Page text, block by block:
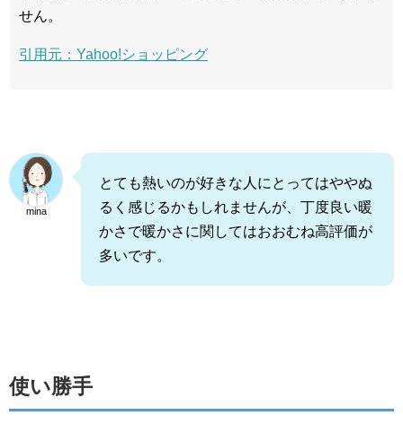
せん。
引用元：Yahoo!ショッピング
mina
とても熱いのが好きな人にとってはややぬ
るく感じるかもしれませんが、丁度良い暖
かさで暖かさに関してはおおむね高評価が
多いです。
使い勝手